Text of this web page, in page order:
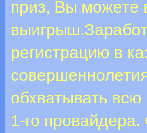
приз, Вы можете
регистрацию в
обхватывать всю
1-го